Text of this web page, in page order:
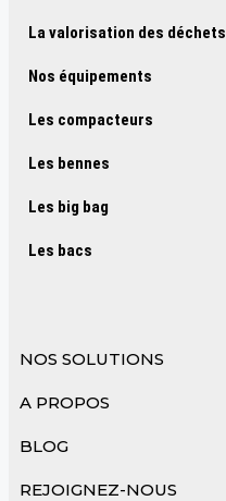
La valorisation des déchets
Nos équipements
Les compacteurs
Les bennes
Les big bag
Les bacs
NOS SOLUTIONS
A PROPOS
BLOG
REJOIGNEZ-NOUS